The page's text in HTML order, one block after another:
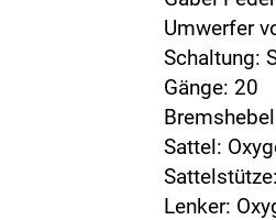
Umwerfer
Schaltung:
Gänge: 20
Sattel:
Lenker: